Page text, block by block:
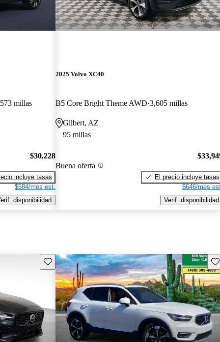
millas
$30,228
incluye tasas
$584/mes est.
disponibilidad
2025 Volvo XC40
B5 Core Bright Theme AWD 3,605 millas
Gilbert, AZ
95 millas
Buena oferta
El precio incluye tasas
$646/mes
Verif. disponibilidad
Guarda este Aviso